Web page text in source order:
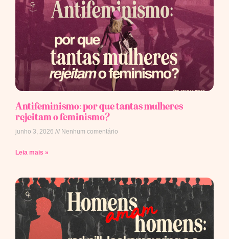
Antifeminismo: por que tantas mulheres
rejeitam o feminismo?
junho 3, 2026 Nenhum comentário
Leia mais »